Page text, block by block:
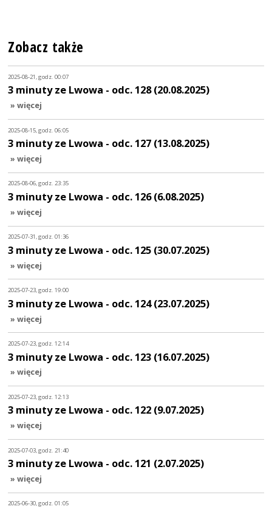
Zobacz także
2025-08-21, godz. 00:07
3 minuty ze Lwowa - odc. 128 (20.08.2025)
» więcej
2025-08-15, godz. 06:05
3 minuty ze Lwowa - odc. 127 (13.08.2025)
» więcej
2025-08-06, godz. 23:35
3 minuty ze Lwowa - odc. 126 (6.08.2025)
» więcej
2025-07-31, godz. 01:36
3 minuty ze Lwowa - odc. 125 (30.07.2025)
» więcej
2025-07-23, godz. 19:00
3 minuty ze Lwowa - odc. 124 (23.07.2025)
» więcej
2025-07-23, godz. 12:14
3 minuty ze Lwowa - odc. 123 (16.07.2025)
» więcej
2025-07-23, godz. 12:13
3 minuty ze Lwowa - odc. 122 (9.07.2025)
» więcej
2025-07-03, godz. 21:40
3 minuty ze Lwowa - odc. 121 (2.07.2025)
» więcej
2025-06-30, godz. 01:05